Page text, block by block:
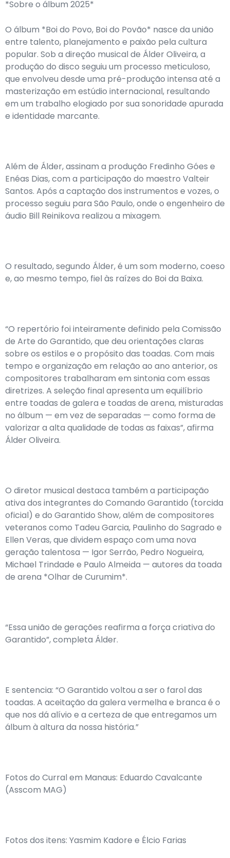
*Sobre o álbum 2025*
O álbum *Boi do Povo, Boi do Povão* nasce da união
entre talento, planejamento e paixão pela cultura
popular. Sob a direção musical de Álder Oliveira, a
produção do disco seguiu um processo meticuloso,
que envolveu desde uma pré-produção intensa até a
masterização em estúdio internacional, resultando
em um trabalho elogiado por sua sonoridade apurada
e identidade marcante.
Além de Álder, assinam a produção Fredinho Góes e
Enéas Dias, com a participação do maestro Valteir
Santos. Após a captação dos instrumentos e vozes, o
processo seguiu para São Paulo, onde o engenheiro de
áudio Bill Reinikova realizou a mixagem.
O resultado, segundo Álder, é um som moderno, coeso
e, ao mesmo tempo, fiel às raízes do Boi da Baixa.
“O repertório foi inteiramente definido pela Comissão
de Arte do Garantido, que deu orientações claras
sobre os estilos e o propósito das toadas. Com mais
tempo e organização em relação ao ano anterior, os
compositores trabalharam em sintonia com essas
diretrizes. A seleção final apresenta um equilíbrio
entre toadas de galera e toadas de arena, misturadas
no álbum — em vez de separadas — como forma de
valorizar a alta qualidade de todas as faixas”, afirma
Álder Oliveira.
O diretor musical destaca também a participação
ativa dos integrantes do Comando Garantido (torcida
oficial) e do Garantido Show, além de compositores
veteranos como Tadeu Garcia, Paulinho do Sagrado e
Ellen Veras, que dividem espaço com uma nova
geração talentosa — Igor Serrão, Pedro Nogueira,
Michael Trindade e Paulo Almeida — autores da toada
de arena *Olhar de Curumim*.
“Essa união de gerações reafirma a força criativa do
Garantido”, completa Álder.
E sentencia: “O Garantido voltou a ser o farol das
toadas. A aceitação da galera vermelha e branca é o
que nos dá alívio e a certeza de que entregamos um
álbum à altura da nossa história.”
Fotos do Curral em Manaus: Eduardo Cavalcante
(Asscom MAG)
Fotos dos itens: Yasmim Kadore e Élcio Farias